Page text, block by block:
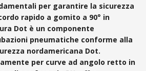
per garantire la sicurezza
rapido a gomito a 90° in
Dot è un componente
pneumatiche conforme alla
nordamericana Dot.
per curve ad angolo retto in